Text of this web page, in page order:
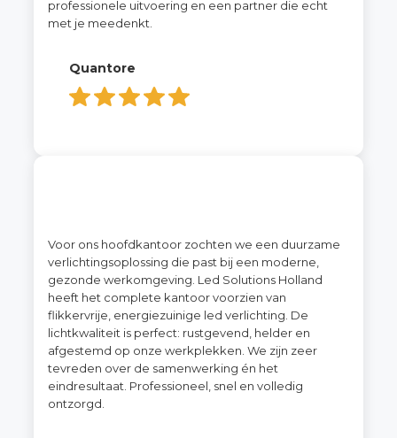
professionele uitvoering en een partner die echt
met je meedenkt.
Quantore
Voor ons hoofdkantoor zochten we een duurzame
verlichtingsoplossing die past bij een moderne,
gezonde werkomgeving. Led Solutions Holland
heeft het complete kantoor voorzien van
flikkervrije, energiezuinige led verlichting. De
lichtkwaliteit is perfect: rustgevend, helder en
afgestemd op onze werkplekken. We zijn zeer
tevreden over de samenwerking én het
eindresultaat. Professioneel, snel en volledig
ontzorgd.